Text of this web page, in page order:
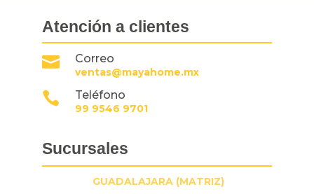
Atención a clientes
 Correo
ventas@mayahome.mx
 Teléfono
99 9546 9701
Sucursales
GUADALAJARA (MATRIZ)